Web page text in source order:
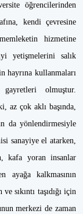
öğrencilerinden
kendi çevresine
hizmetine
yetişmelerini salık
hayrına kullanmaları
olmuştur.
az çok aklı başında,
da yönlendirmesiyle
sanayiye el atarken,
kafa yoran insanlar
ayağa kalkmasının
sıkıntı taşıdığı için
merkezi de zaman